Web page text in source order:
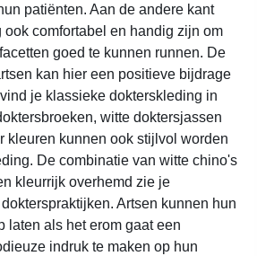
patiënten. Aan de andere kant
ook comfortabel en handig zijn om
goed te kunnen runnen. De
kan hier een positieve bijdrage
je klassieke dokterskleding in
witte doktersjassen
kleuren kunnen ook stijlvol worden
De combinatie van witte chino's
kleurrijk overhemd zie je
Artsen kunnen hun
laten als het erom gaat een
indruk te maken op hun